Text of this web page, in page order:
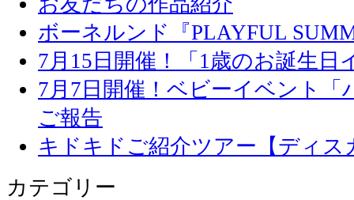
ボーネルンド『PLAYFUL
7月15日開催！「1歳のお誕生日
7月7日開催！ベビーイベント
ご報告
キドキドご紹介ツアー【ディス
カテゴリー